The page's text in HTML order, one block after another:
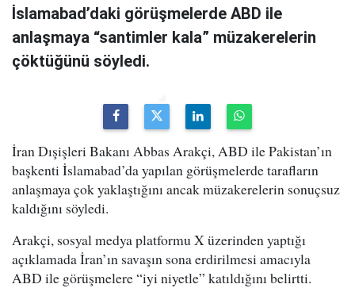
İslamabad’daki görüşmelerde ABD ile
anlaşmaya “santimler kala” müzakerelerin
çöktüğünü söyledi.
İran Dışişleri Bakanı Abbas Arakçi, ABD ile Pakistan’ın
başkenti İslamabad’da yapılan görüşmelerde tarafların
anlaşmaya çok yaklaştığını ancak müzakerelerin sonuçsuz
kaldığını söyledi.
Arakçi, sosyal medya platformu X üzerinden yaptığı
açıklamada İran’ın savaşın sona erdirilmesi amacıyla
ABD ile görüşmelere “iyi niyetle” katıldığını belirtti.